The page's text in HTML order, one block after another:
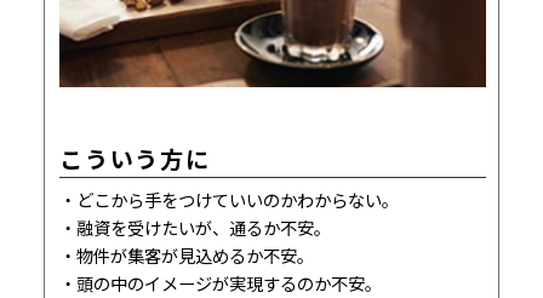
こういう方に
どこから手をつけていいのかわからない。
融資を受けたいが、通るか不安。
物件が集客が見込めるか不安。
頭の中のイメージが実現するのか不安。